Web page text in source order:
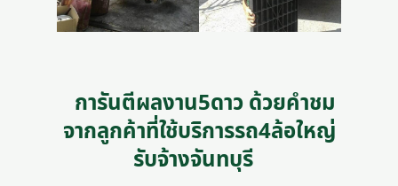
การันตีผลงาน5ดาว ด้วยคำชม
จากลูกค้าที่ใช้บริการรถ4ล้อใหญ่
รับจ้างจันทบุรี